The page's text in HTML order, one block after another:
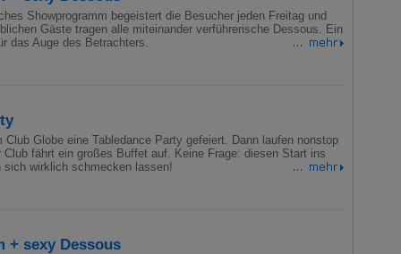
der Verarbeitung:
Union & USA
Showprogramm begeistert die Besucher jeden Freitag und
Gäste tragen alle miteinander verführerische Dessous. Ein
das Auge des Betrachters.
Club Globe eine Tabledance Party gefeiert. Dann laufen nonstop
Club fährt ein großes Buffet auf. Keine Frage: diesen Start ins
sich wirklich schmecken lassen!
+ sexy Dessous